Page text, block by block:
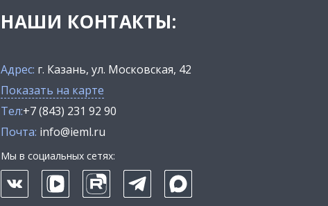
НАШИ КОНТАКТЫ:
Адрес: г. Казань, ул. Московская, 42
Показать на карте
Тел:+7 (843) 231 92 90
Почта: info@ieml.ru
Мы в социальных сетях: